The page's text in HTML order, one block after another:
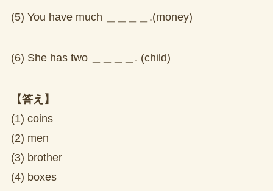
(5) You have much ＿＿＿＿.(money)
(6) She has two ＿＿＿＿. (child)
【答え】
(1) coins
(2) men
(3) brother
(4) boxes